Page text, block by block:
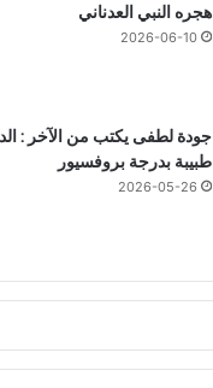
هجره النبي العدناني
2026-06-10
جودة لطفى يكتب من الآخر :
طبيبة بدرجة بروفسيور
2026-05-26